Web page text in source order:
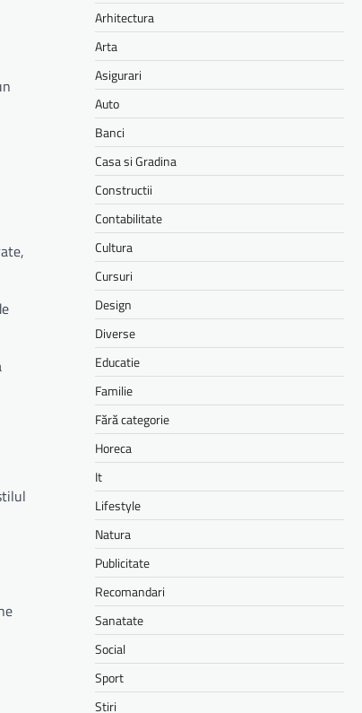
Arhitectura
Arta
Asigurari
Auto
Banci
Casa si Gradina
Constructii
Contabilitate
Cultura
Cursuri
Design
Diverse
Educatie
Familie
Fără categorie
Horeca
It
Lifestyle
Natura
Publicitate
Recomandari
Sanatate
Social
Sport
Stiri